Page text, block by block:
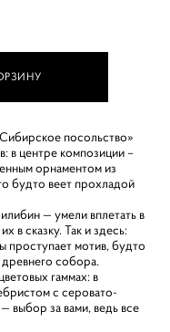
посольство»
в центре композиции –
орнаментом из
будто веет прохладой
— умели вплетать в
в сказку. Так и здесь:
проступает мотив, будто
собора.
гаммах: в
с серовато-
выбор за вами, ведь все